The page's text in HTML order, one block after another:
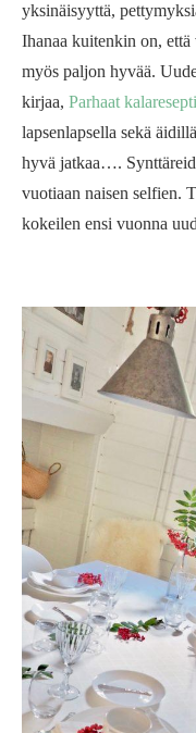
yksinäisyyttä,
Ihanaa kuitenkin on,
myös paljon hyvää.
kirjaa, Parhaat
lapsenlapsella sekä
hyvä jatkaa….
vuotiaan naisen selfien.
kokeilen ensi vuonna